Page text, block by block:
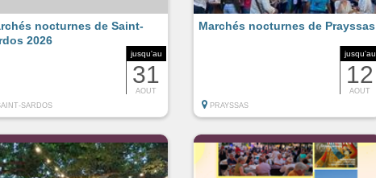
jusqu'au
31
AOUT
nocturnes de Saint-
2026
SARDOS
jusqu'au
12
AOUT
Marchés nocturnes de Prayssas
PRAYSSAS